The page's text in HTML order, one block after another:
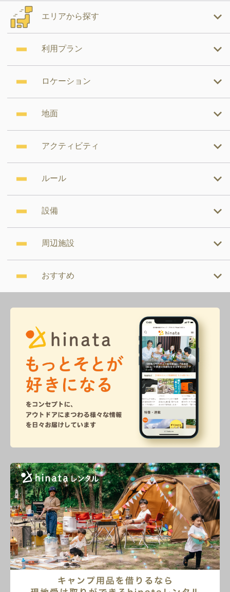
エリアから探す
利用プラン
ロケーション
地面
アクティビティ
ルール
設備
周辺施設
おすすめ